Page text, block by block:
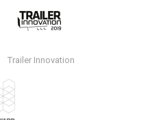
Trailer Innovation